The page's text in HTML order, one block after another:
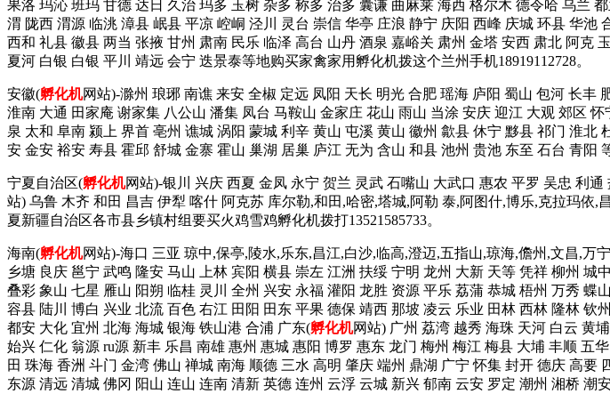
果洛 玛沁 班玛 甘德 达日 久治 玛多 玉树 杂多 称多 治多 囊谦 曲麻莱 海西 格尔木 德令哈 乌兰
渭 陇西 渭源 临洮 漳县 岷县 平凉 崆峒 泾川 灵台 崇信 华亭 庄浪 静宁 庆阳 西峰 庆城 环县 华
西和 礼县 徽县 两当 张掖 甘州 肃南 民乐 临泽 高台 山丹 酒泉 嘉峪关 肃州 金塔 安西 肃北 阿克
夏河 白银 白银 平川 靖远 会宁 迭景泰等地购买家禽家用孵化机拨这个兰州手机18919112728。
安徽(孵化机网站)-滁州 琅琊 南谯 来安 全椒 定远 凤阳 天长 明光 合肥 瑶海 庐阳 蜀山 包河 长
淮南 大通 田家庵 谢家集 八公山 潘集 凤台 马鞍山 金家庄 花山 雨山 当涂 安庆 迎江 大观 郊区
泉 太和 阜南 颍上 界首 亳州 谯城 涡阳 蒙城 利辛 黄山 屯溪 黄山 徽州 歙县 休宁 黟县 祁门 淮
安 金安 裕安 寿县 霍邱 舒城 金寨 霍山 巢湖 居巢 庐江 无为 含山 和县 池州 贵池 东至 石台 青阳
宁夏自治区(孵化机网站)-银川 兴庆 西夏 金凤 永宁 贺兰 灵武 石嘴山 大武口 惠农 平罗 吴忠 利
站) 乌鲁 木齐 和田 昌吉 伊犁 喀什 阿克苏 库尔勒,和田,哈密,塔城,阿勒 泰,阿图什,博乐,克拉玛
夏新疆自治区各市县乡镇村组要买火鸡雪鸡孵化机拨打13521585733。
海南(孵化机网站)-海口 三亚 琼中,保亭,陵水,乐东,昌江,白沙,临高,澄迈,五指山,琼海,儋州,文昌,万
乡塘 良庆 邕宁 武鸣 隆安 马山 上林 宾阳 横县 崇左 江洲 扶绥 宁明 龙州 大新 天等 凭祥 柳州
叠彩 象山 七星 雁山 阳朔 临桂 灵川 全州 兴安 永福 灌阳 龙胜 资源 平乐 荔蒲 恭城 梧州 万秀
容县 陆川 博白 兴业 北流 百色 右江 田阳 田东 平果 德保 靖西 那坡 凌云 乐业 田林 西林 隆林
都安 大化 宜州 北海 海城 银海 铁山港 合浦 广东(孵化机网站) 广州 荔湾 越秀 海珠 天河 白云 黄
始兴 仁化 翁源 ru源 新丰 乐昌 南雄 惠州 惠城 惠阳 博罗 惠东 龙门 梅州 梅江 梅县 大埔 丰顺
田 珠海 香洲 斗门 金湾 佛山 禅城 南海 顺德 三水 高明 肇庆 端州 鼎湖 广宁 怀集 封开 德庆 高
东源 清远 清城 佛冈 阳山 连山 连南 清新 英德 连州 云浮 云城 新兴 郁南 云安 罗定 潮州 湘桥